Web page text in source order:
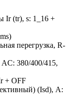
Ir (tr), s: 1_16 +
перегрузка, R-
AC: 380/400/415,
+ OFF
(Isd), A: